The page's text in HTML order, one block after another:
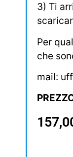
3) Ti
Per
che
mail: